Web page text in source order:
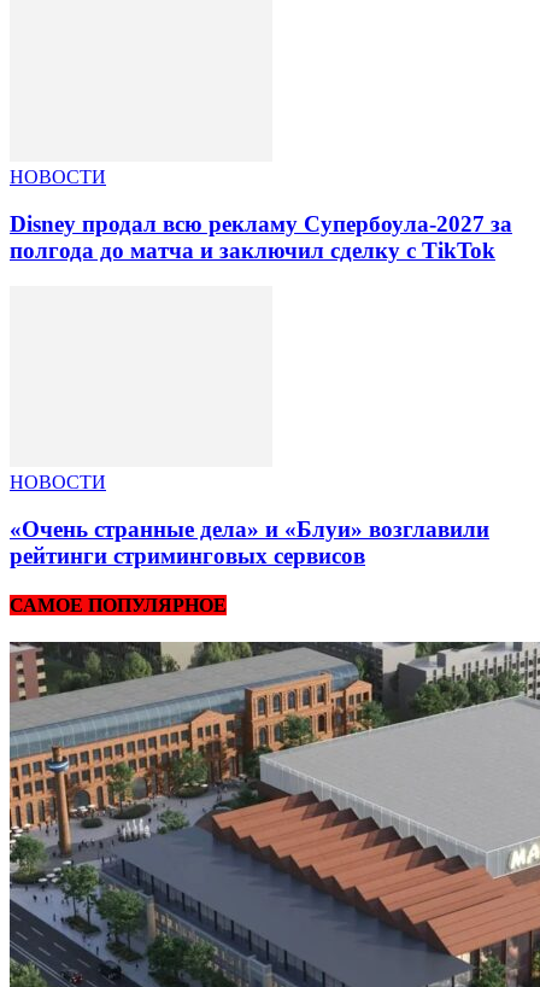
НОВОСТИ
Disney продал всю рекламу Супербоула-2027 за
полгода до матча и заключил сделку с TikTok
НОВОСТИ
«Очень странные дела» и «Блуи» возглавили
рейтинги стриминговых сервисов
САМОЕ ПОПУЛЯРНОЕ